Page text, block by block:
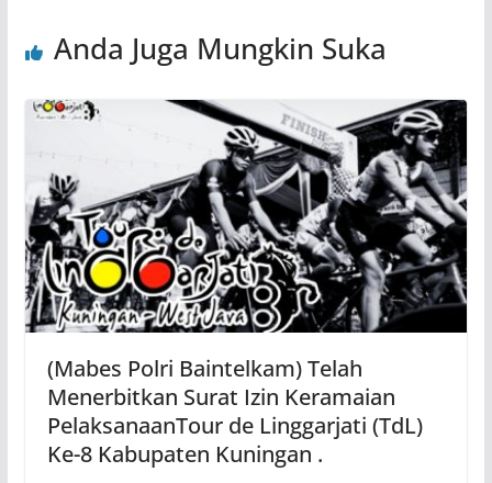
Anda Juga Mungkin Suka
(Mabes Polri Baintelkam) Telah
Menerbitkan Surat Izin Keramaian
PelaksanaanTour de Linggarjati (TdL)
Ke-8 Kabupaten Kuningan .